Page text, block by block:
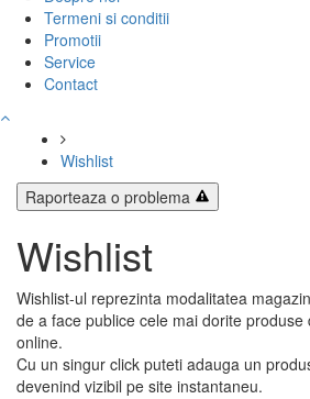
Termeni si conditii
Promotii
Service
Contact
Wishlist
Raporteaza o problema
Wishlist
Wishlist-ul reprezinta modalitatea
de a face publice cele mai dorite
online.
Cu un singur click puteti adauga un
devenind vizibil pe site instantaneu.